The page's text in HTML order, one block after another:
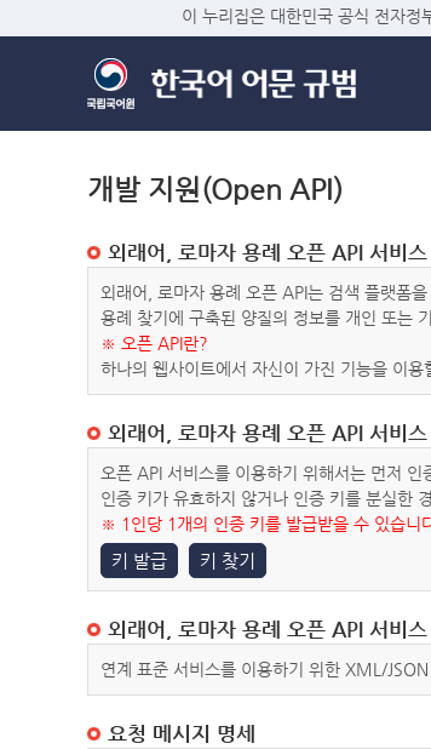
이 누리집은 대한민국 공식 전자정
개발 지원(Open API)
외래어, 로마자 용례 오픈 API 서비스
외래어, 로마자 용례 오픈 API는 검색 플랫폼
용례 찾기에 구축된 양질의 정보를 개인 또는
※ 오픈 API란?
하나의 웹사이트에서 자신이 가진 기능을 이
외래어, 로마자 용례 오픈 API 서비
오픈 API 서비스를 이용하기 위해서는 먼저
인증 키가 유효하지 않거나 인증 키를 분실한
※ 1인당 1개의 인증 키를 발급받을 수 있습니
키 발급 키 찾기
외래어, 로마자 용례 오픈 API 서비스
연계 표준 서비스를 이용하기 위한 XML/
요청 메시지 명세